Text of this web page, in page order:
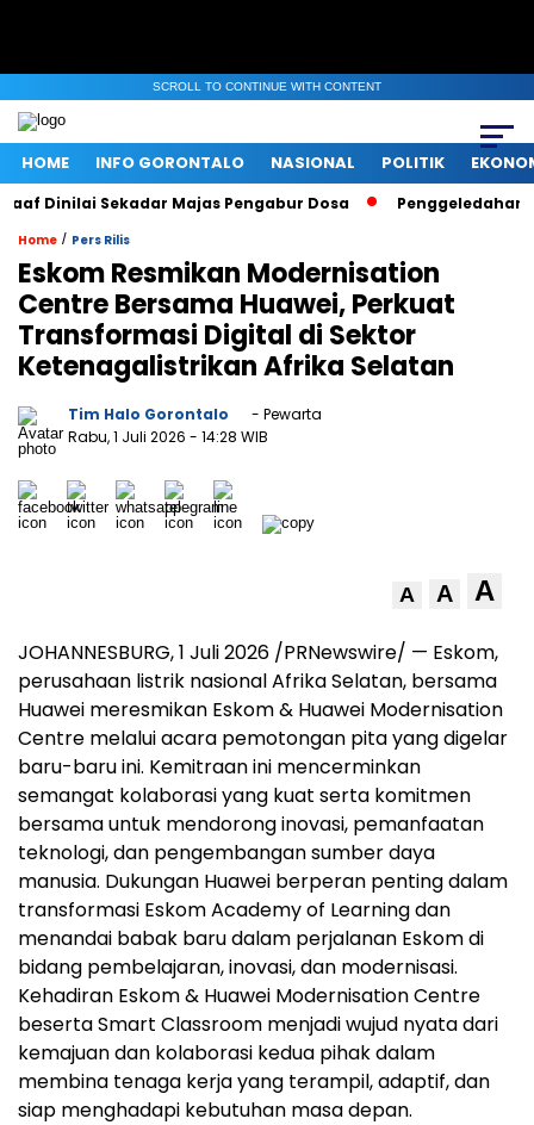
SCROLL TO CONTINUE WITH CONTENT
HOME INFO GORONTALO NASIONAL POLITIK
Dinilai Sekadar Majas Pengabur Dosa Penggeledahan
Home / Pers Rilis
Eskom Resmikan Modernisation
Centre Bersama Huawei, Perkuat
Transformasi Digital di Sektor
Ketenagalistrikan Afrika Selatan
Tim Halo Gorontalo
- Pewarta
Rabu, 1 Juli 2026 - 14:28 WIB
A A A
JOHANNESBURG, 1 Juli 2026 /PRNewswire/ — Eskom,
perusahaan listrik nasional Afrika Selatan, bersama
Huawei meresmikan Eskom & Huawei Modernisation
Centre melalui acara pemotongan pita yang digelar
baru-baru ini. Kemitraan ini mencerminkan
semangat kolaborasi yang kuat serta komitmen
bersama untuk mendorong inovasi, pemanfaatan
teknologi, dan pengembangan sumber daya
manusia. Dukungan Huawei berperan penting dalam
transformasi Eskom Academy of Learning dan
menandai babak baru dalam perjalanan Eskom di
bidang pembelajaran, inovasi, dan modernisasi.
Kehadiran Eskom & Huawei Modernisation Centre
beserta Smart Classroom menjadi wujud nyata dari
kemajuan dan kolaborasi kedua pihak dalam
membina tenaga kerja yang terampil, adaptif, dan
siap menghadapi kebutuhan masa depan.